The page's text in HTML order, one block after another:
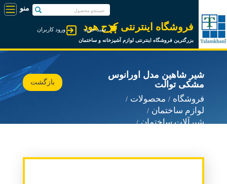
فروشگاه اینترنتی کرج هود
بزرگترین فروشگاه اینترنتی لوازم آشپزخانه و ساختمان
ورود کاربران سبد خرید
شیر شاهین مدل اورانوس
مشکی توالت
فروشگاه
محصولات
لوازم ساختمان
شیرآلات ساختمان
بازگشت